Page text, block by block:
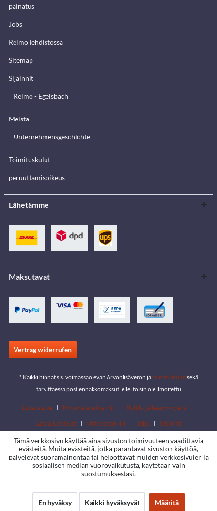
painatus
Jobs
Reimo lehdistössä
Sitemap
Sijainnit
Reimo - Egelsbach
Meistä
Unternehmensgeschichte
Toimituskulut
peruuttamisoikeus
Lähetämme
Maksutavat
Vertrag widerrufen
* Kaikki hinnat sis. voimassaolevan Arvonlisäveron jatoimituskulutsekä
tarvittaessa postiennakkomaksut, ellei toisin ole ilmoitettu
Latausalue Myymäläpaikannin
Ryhdy jälleenmyyjäksi
Lataa luettelot
yhteyshenkilö Jobs Sijainnit
Tämä verkkosivu käyttää aina sivuston toimivuuteen vaadittavia
evästeitä. Muita evästeitä, jotka parantavat sivuston käyttöä,
palvelevat suoramainontaa tai helpottavat muiden verkkosivujen ja
sosiaalisen median vuorovaikutusta, käytetään vain
suostumuksestasi.
En hyväksy Kaikki hyväksyvät Määritä